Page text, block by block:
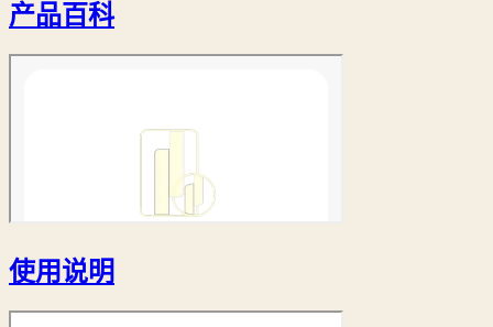
产品百科
使用说明